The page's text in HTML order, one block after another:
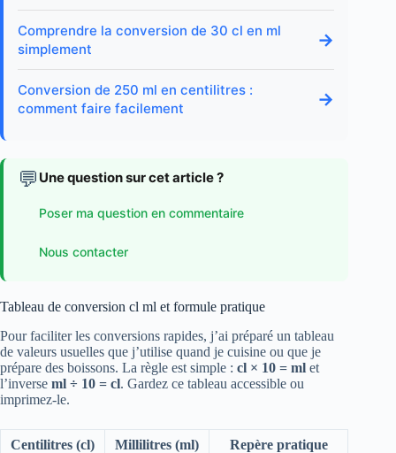
Comprendre la conversion de 30 cl en ml
simplement
→
Conversion de 250 ml en centilitres :
comment faire facilement
→
💬 Une question sur cet article ?
Poser ma question en commentaire
Nous contacter
Tableau de conversion cl ml et formule pratique
Pour faciliter les conversions rapides, j’ai préparé un tableau
de valeurs usuelles que j’utilise quand je cuisine ou que je
prépare des boissons. La règle est simple : cl × 10 = ml et
l’inverse ml ÷ 10 = cl. Gardez ce tableau accessible ou
imprimez-le.
Centilitres (cl) Millilitres (ml) Repère pratique